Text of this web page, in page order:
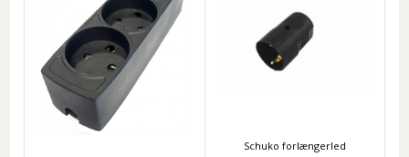
Schuko forlængerled